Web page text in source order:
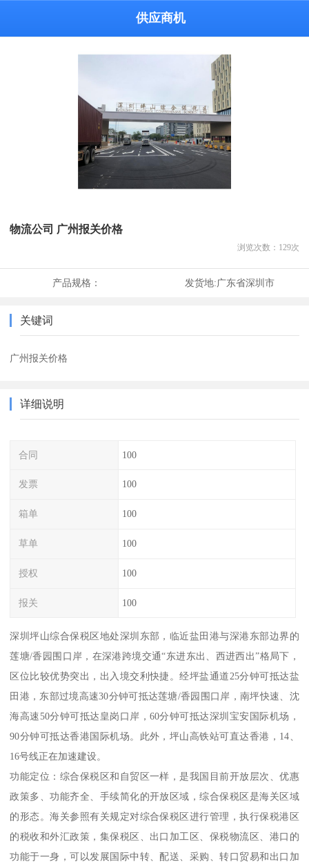
供应商机
物流公司 广州报关价格
浏览次数： 129次
产品规格： 发货地:广东省深圳市
关键词
广州报关价格
详细说明
合同 100
发票 100
箱单 100
草单 100
授权 100
报关 100
深圳坪山综合保税区地处深圳东部，临近盐田港与深港东部边界的
莲塘/香园围口岸，在深港跨境交通“东进东出、西进西出”格局下，
区位比较优势突出，出入境交利快捷。经坪盐通道25分钟可抵达盐
田港，东部过境高速30分钟可抵达莲塘/香园围口岸，南坪快速、沈
海高速50分钟可抵达皇岗口岸，60分钟可抵达深圳宝安国际机场，
90分钟可抵达香港国际机场。此外，坪山高铁站可直达香港，14、
16号线正在加速建设。
功能定位：综合保税区和自贸区一样，是我国目前开放层次、优惠
政策多、功能齐全、手续简化的开放区域，综合保税区是海关区域
的形态。海关参照有关规定对综合保税区进行管理，执行保税港区
的税收和外汇政策，集保税区、出口加工区、保税物流区、港口的
功能于一身，可以发展国际中转、配送、采购、转口贸易和出口加